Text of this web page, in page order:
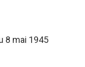
8 mai 1945